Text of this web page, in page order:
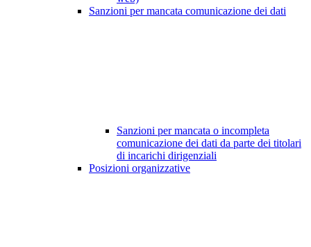
Sanzioni per mancata comunicazione dei dati
Sanzioni per mancata o incompleta
comunicazione dei dati da parte dei titolari
di incarichi dirigenziali
Posizioni organizzative